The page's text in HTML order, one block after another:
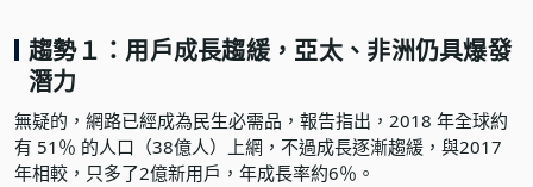
趨勢１：用戶成長趨緩，亞太、非洲仍具爆發
潛力
無疑的，網路已經成為民生必需品，報告指出，2018 年全球約
有 51％ 的人口（38億人）上網，不過成長逐漸趨緩，與2017
年相較，只多了2億新用戶，年成長率約6％。